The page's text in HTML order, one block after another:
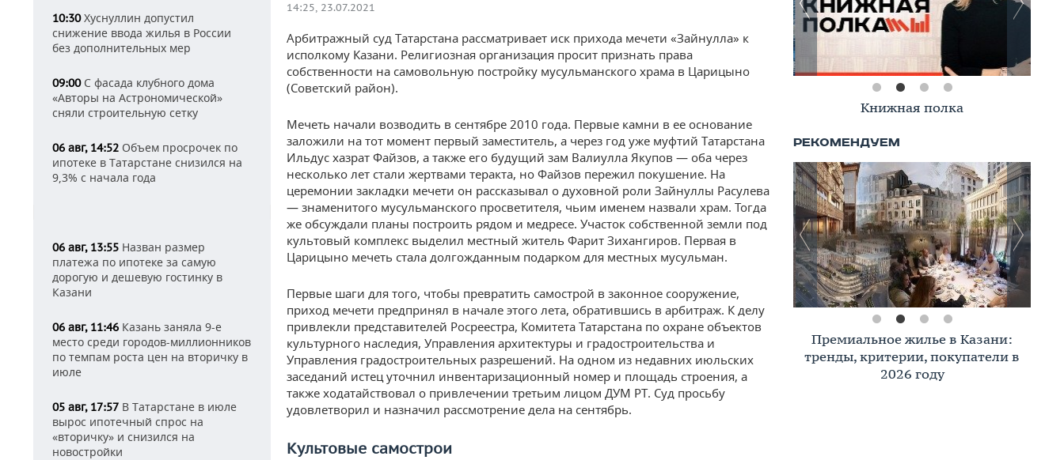
10:30Хуснуллин допустил
снижение ввода жилья в России
без дополнительных мер
09:00С фасада клубного дома
«Авторы на Астрономической»
сняли строительную сетку
06 авг, 14:52 Объем просрочек по
ипотеке в Татарстане снизился на
9,3% с начала года
06 авг, 13:55 Назван размер
платежа по ипотеке за самую
дорогую и дешевую гостинку в
Казани
06 авг, 11:46 Казань заняла 9-е
место среди городов-миллионников
по темпам роста цен на вторичку в
июле
05 авг, 17:57 В Татарстане в июле
вырос ипотечный спрос на
«вторичку» и снизился на
новостройки
14:25, 23.07.2021
Арбитражный суд Татарстана рассматривает иск прихода мечети «Зайнулла» к
исполкому Казани. Религиозная организация просит признать права
собственности на самовольную постройку мусульманского храма в Царицыно
(Советский район).
Мечеть начали возводить в сентябре 2010 года. Первые камни в ее основание
заложили на тот момент первый заместитель, а через год уже муфтий Татарстана
Ильдус хазрат Файзов, а также его будущий зам Валиулла Якупов — оба через
несколько лет стали жертвами теракта, но Файзов пережил покушение. На
церемонии закладки мечети он рассказывал о духовной роли Зайнуллы Расулева
— знаменитого мусульманского просветителя, чьим именем назвали храм. Тогда
же обсуждали планы построить рядом и медресе. Участок собственной земли под
культовый комплекс выделил местный житель Фарит Зихангиров. Первая в
Царицыно мечеть стала долгожданным подарком для местных мусульман.
Первые шаги для того, чтобы превратить самострой в законное сооружение,
приход мечети предпринял в начале этого лета, обратившись в арбитраж. К делу
привлекли представителей Росреестра, Комитета Татарстана по охране объектов
культурного наследия, Управления архитектуры и градостроительства и
Управления градостроительных разрешений. На одном из недавних июльских
заседаний истец уточнил инвентаризационный номер и площадь строения, а
также ходатайствовал о привлечении третьим лицом ДУМ РТ. Суд просьбу
удовлетворил и назначил рассмотрение дела на сентябрь.
Культовые самострои
Книжная полка
Премиальное жилье в Казани:
тренды, критерии, покупатели в
2026 году